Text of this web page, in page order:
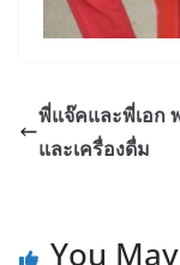
พี่แจ๊คและพี่เอก
และเครื่องดื่ม
You